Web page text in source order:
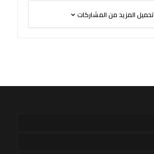
تحميل المزيد من المشاركات